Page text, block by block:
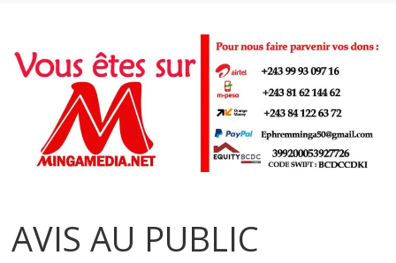
AVIS AU PUBLIC